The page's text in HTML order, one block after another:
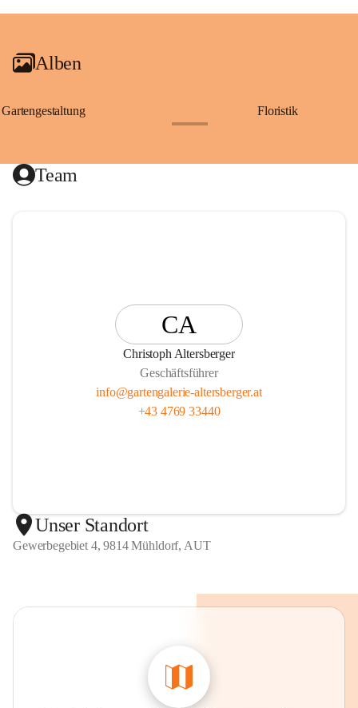
+2
Alben
Gartengestaltung Floristik
Team
CA
Christoph Altersberger
Geschäftsführer
info@gartengalerie-altersberger.at
+43 4769 33440
Unser Standort
Gewerbegebiet 4, 9814 Mühldorf, AUT